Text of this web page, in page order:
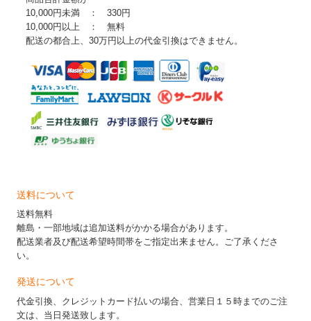
10,000円未満 ： 330円
10,000円以上 ： 無料
配送の都合上、30万円以上の代金引換はできません。
送料について
送料無料
離島・一部地域は追加送料がかかる場合があります。
配送業者及び配送希望時間帯をご指定出来ません。ご了承くださ
い。
発送について
代金引換、クレジットカード払いの場合、営業日１５時までのご注
文は、当日発送致します。